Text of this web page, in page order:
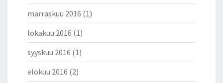
marraskuu 2016 (1)
lokakuu 2016 (1)
syyskuu 2016 (1)
elokuu 2016 (2)